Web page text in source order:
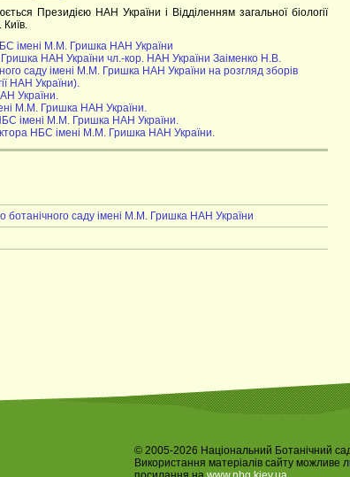
Президією НАН України і Відділенням загальної біології
імені М.М. Гришка НАН України
НАН України чл.-кор. НАН України Заіменко Н.В.
саду імені М.М. Гришка НАН України на розгляд зборів
НАН України).
України.
М.М. Гришка НАН України.
імені М.М. Гришка НАН України.
НБС імені М.М. Гришка НАН України.
саду імені М.М. Гришка НАН України
© 2005-2026 Національний Ботанічний
Використання матеріалів сайту можливе